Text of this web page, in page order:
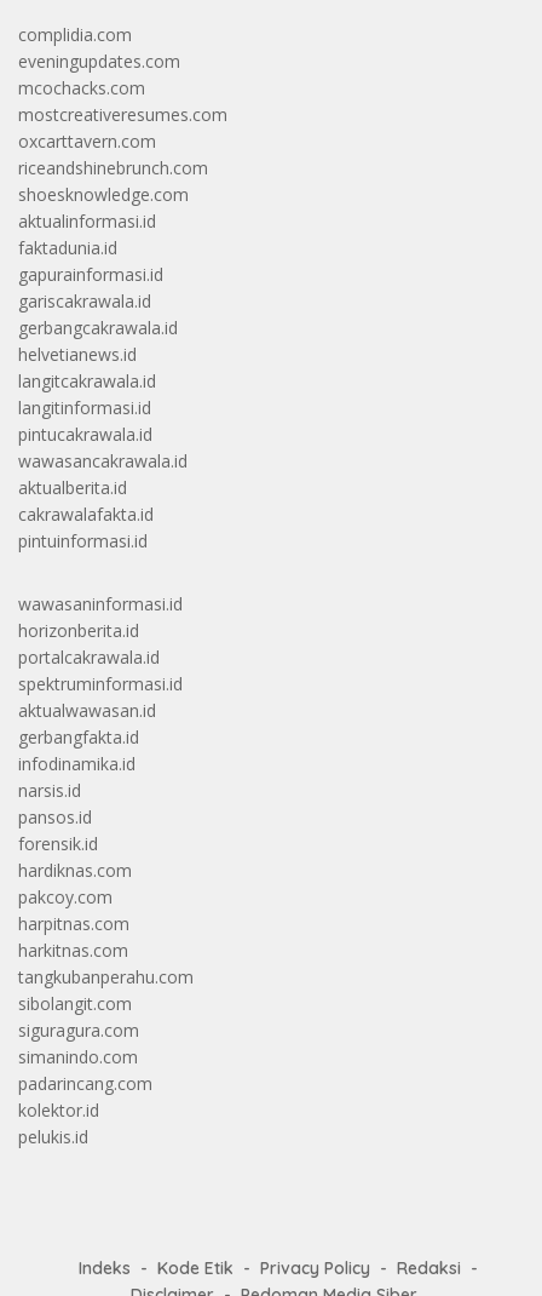
complidia.com
eveningupdates.com
mcochacks.com
mostcreativeresumes.com
oxcarttavern.com
riceandshinebrunch.com
shoesknowledge.com
aktualinformasi.id
faktadunia.id
gapurainformasi.id
gariscakrawala.id
gerbangcakrawala.id
helvetianews.id
langitcakrawala.id
langitinformasi.id
pintucakrawala.id
wawasancakrawala.id
aktualberita.id
cakrawalafakta.id
pintuinformasi.id
wawasaninformasi.id
horizonberita.id
portalcakrawala.id
spektruminformasi.id
aktualwawasan.id
gerbangfakta.id
infodinamika.id
narsis.id
pansos.id
forensik.id
hardiknas.com
pakcoy.com
harpitnas.com
harkitnas.com
tangkubanperahu.com
sibolangit.com
siguragura.com
simanindo.com
padarincang.com
kolektor.id
pelukis.id
Indeks Kode Etik Privacy Policy
Redaksi